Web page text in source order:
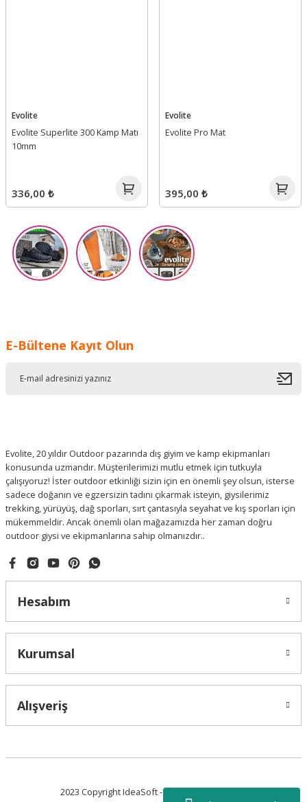
Evolite
Evolite Superlite 300 Kamp Matı
10mm
336,00 ₺
Evolite
Evolite Pro Mat
395,00 ₺
E-Bültene Kayıt Olun
Evolite, 20 yıldır Outdoor pazarında dış giyim ve kamp ekipmanları
konusunda uzmandır. Müşterilerimizi mutlu etmek için tutkuyla
çalışıyoruz! İster outdoor etkinliği sizin için en önemli şey olsun, isterse
sadece doğanın ve egzersizin tadını çıkarmak isteyin, giysilerimiz
trekking, yürüyüş, dağ sporları, sırt çantasıyla seyahat ve kış sporları için
mükemmeldir. Ancak önemli olan mağazamızda her zaman doğru
outdoor giysi ve ekipmanlarına sahip olmanızdır..
Hesabım
Kurumsal
Alışveriş
2023 Copyright IdeaSoft - Tüm Hakları Saklıdır.